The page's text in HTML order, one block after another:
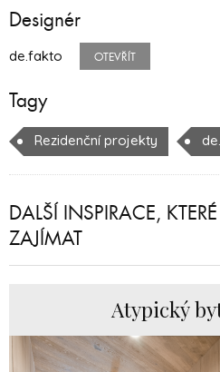
Designér
de.fakto OTEVŘÍT
Tagy
Rezidenční projekty
DALŠÍ INSPIRACE,
ZAJÍMAT
Atypický